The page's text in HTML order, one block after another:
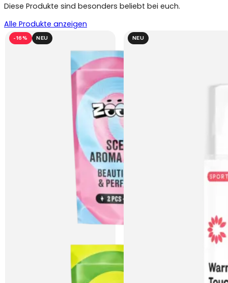
Diese Produkte sind besonders beliebt bei euch.
Alle Produkte anzeigen
-16% NEU NEU